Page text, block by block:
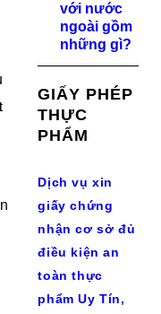
với nước
ngoài gồm
những gì?
GIẤY PHÉP
THỰC
PHẨM
Dịch vụ xin
giấy chứng
nhận cơ sở đủ
điều kiện an
toàn thực
phẩm Uy Tín,